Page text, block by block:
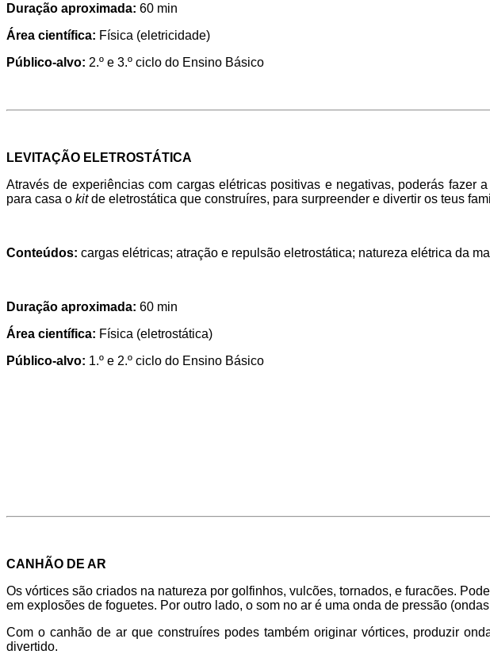
Duração aproximada: 60 min
Área científica: Física (eletricidade)
Público-alvo: 2.º e 3.º ciclo do Ensino Básico
LEVITAÇÃO ELETROSTÁTICA
Através de experiências com cargas elétricas positivas e negativas, poderás
para casa o kitde eletrostática que construíres, para surpreender e divertir os teus
Conteúdos: cargas elétricas; atração e repulsão eletrostática; natureza elétrica da
Duração aproximada: 60 min
Área científica: Física (eletrostática)
Público-alvo: 1.º e 2.º ciclo do Ensino Básico
CANHÃO DE AR
Os vórtices são criados na natureza por golfinhos, vulcões, tornados, e furacões.
em explosões de foguetes. Por outro lado, o som no ar é uma onda de pressão
Com o canhão de ar que construíres podes também originar vórtices, produzir
divertido.